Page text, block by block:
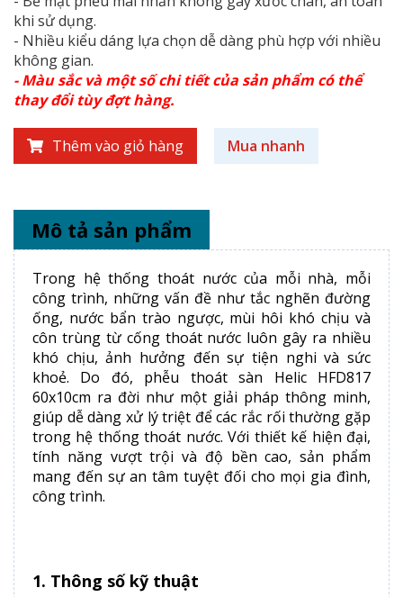
khi sử dụng.
- Nhiều kiểu dáng lựa chọn dễ dàng phù hợp với nhiều
không gian.
- Màu sắc và một số chi tiết của sản phẩm có thể
thay đổi tùy đợt hàng.
Thêm vào giỏ hàng Mua nhanh
Mô tả sản phẩm
Trong hệ thống thoát nước của mỗi nhà, mỗi
công trình, những vấn đề như tắc nghẽn đường
ống, nước bẩn trào ngược, mùi hôi khó chịu và
côn trùng từ cống thoát nước luôn gây ra nhiều
khó chịu, ảnh hưởng đến sự tiện nghi và sức
khoẻ. Do đó, phễu thoát sàn Helic HFD817
60x10cm ra đời như một giải pháp thông minh,
giúp dễ dàng xử lý triệt để các rắc rối thường gặp
trong hệ thống thoát nước. Với thiết kế hiện đại,
tính năng vượt trội và độ bền cao, sản phẩm
mang đến sự an tâm tuyệt đối cho mọi gia đình,
công trình.
1. Thông số kỹ thuật